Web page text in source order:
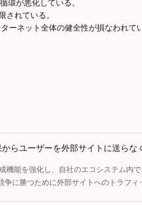
環が悪化している。
れている。
ネット全体の健全性が損なわれてい
らユーザーを外部サイトに送らな
機能を強化し、自社のエコシステム内
に勝つために外部サイトへのトラフィ